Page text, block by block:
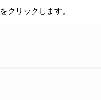
クリックします。